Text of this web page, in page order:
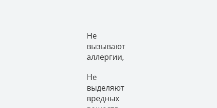
Не
вызывают
аллергии,
Не
выделяют
вредных